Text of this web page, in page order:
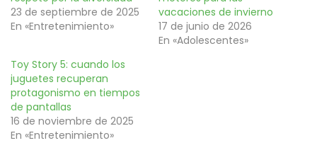
23 de septiembre de 2025
En «Entretenimiento»
vacaciones de invierno
17 de junio de 2026
En «Adolescentes»
Toy Story 5: cuando los
juguetes recuperan
protagonismo en tiempos
de pantallas
16 de noviembre de 2025
En «Entretenimiento»